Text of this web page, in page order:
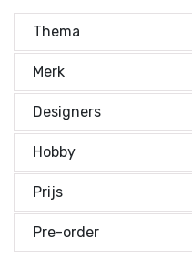
Thema
Merk
Designers
Hobby
Prijs
Prijs indicatie
Pre-order